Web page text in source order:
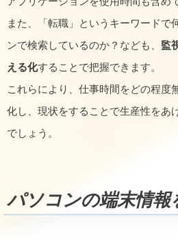
また、「転職」というキーワードで
ンで検索しているのか？なども、 監
える化することで把握できます。
これらにより、仕事時間をどの程度
化し、現状をすることで生産性をあ
でしょう。
パソコンの端末情報